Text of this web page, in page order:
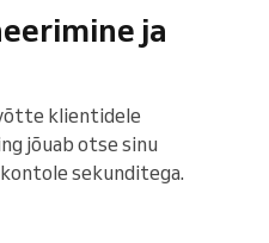
ja
klientidele
jõuab otse sinu
sekunditega.